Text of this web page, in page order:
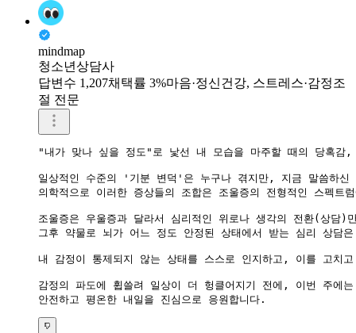
mindmap
청소년상담사
답변수 1,207채택률 3%마음·정신건강, 스트레스·감정조
절 전문
"내가 맞나 싶을 정도"로 낯선 내 모습을 마주할 때의 당혹감,
일상적인 수준의 '기분 변덕'은 누구나 겪지만, 지금 말씀하신
의학적으로 이러한 증상들의 조합은 조울증의 전형적인 스펙
조울증은 우울증과 달라서 심리적인 위로나 생각의 전환(상담
그후 약물로 뇌가 어느 정도 안정된 상태에서 받는 심리 상담
내 감정이 통제되지 않는 상태를 스스로 인지하고, 이를 고치
감정의 파도에 휩쓸려 일상이 더 헝클어지기 전에, 이번 주에
안전하고 평온한 내일을 진심으로 응원합니다.